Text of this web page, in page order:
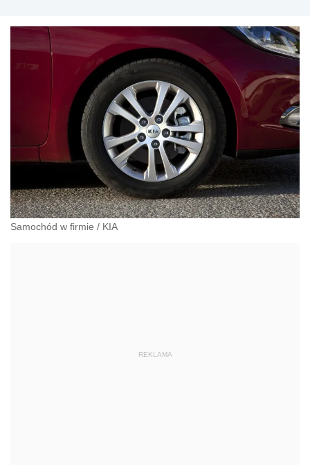
Samochód w firmie / KIA